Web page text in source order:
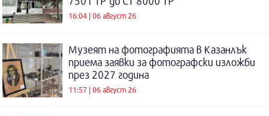
16:04 | 06 август 26
Музеят на фотографията в Казанлък
приема заявки за фотографски изложби
през 2027 година
11:57 | 06 август 26